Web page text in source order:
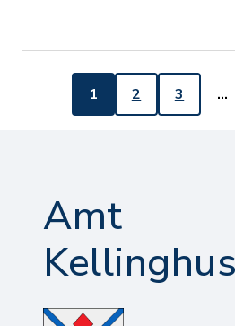
1 2 3 …
Amt